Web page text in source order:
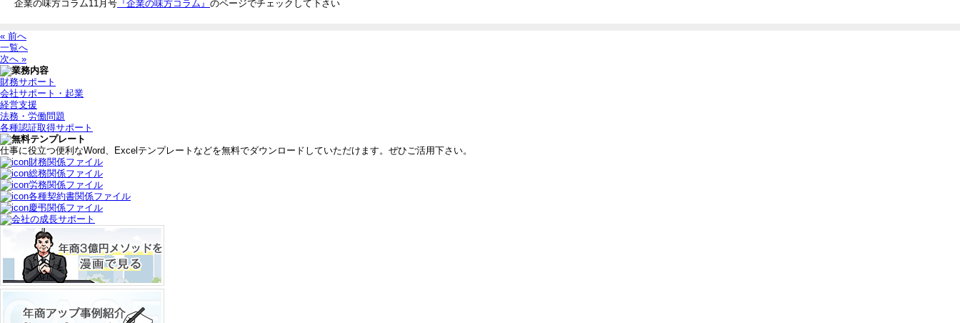
企業の味方コラム11月号 『企業の味方コラム』 のページでチェックして下さい
« 前へ
一覧へ
次へ »
財務サポート
会社サポート・起業
経営支援
法務・労働問題
各種認証取得サポート
仕事に役立つ便利なWord、Excelテンプレートなどを無料でダウンロードしていただけます。ぜひご活用下さい。
財務関係ファイル
総務関係ファイル
労務関係ファイル
各種契約書関係ファイル
慶弔関係ファイル